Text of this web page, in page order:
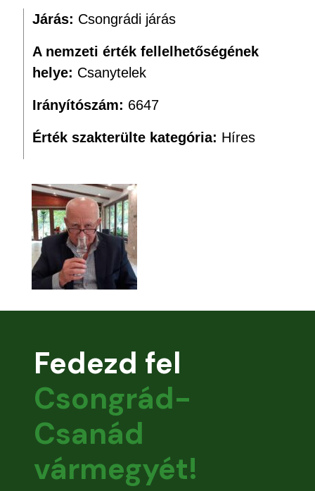
Járás: Csongrádi járás
A nemzeti érték fellelhetőségének
helye: Csanytelek
Irányítószám: 6647
Érték szakterülte kategória: Híres
Fedezd fel
Csongrád-
Csanád
vármegyét!